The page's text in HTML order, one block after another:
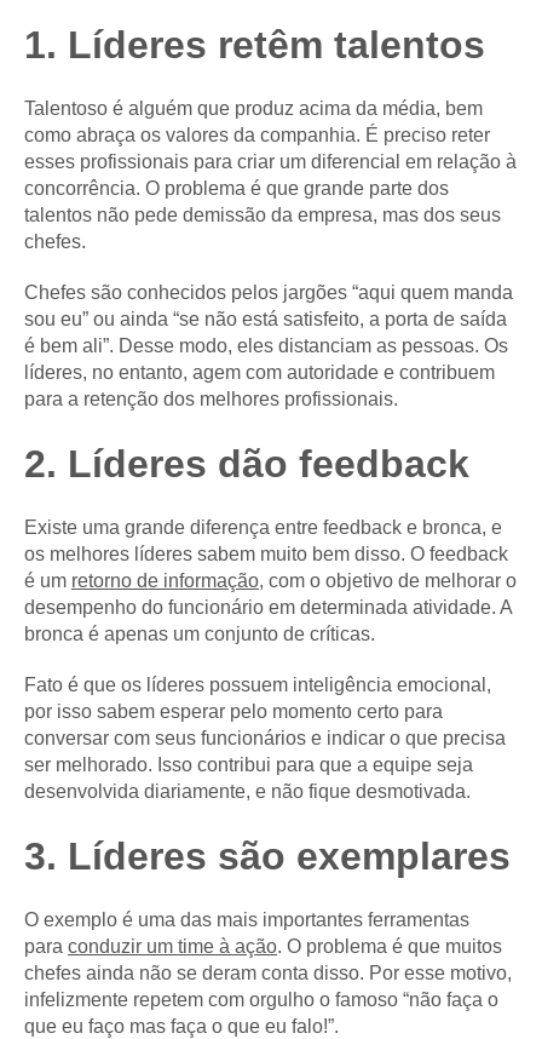
1. Líderes retêm talentos
Talentoso é alguém que produz acima da média, bem
como abraça os valores da companhia. É preciso reter
esses profissionais para criar um diferencial em relação à
concorrência. O problema é que grande parte dos
talentos não pede demissão da empresa, mas dos seus
chefes.
Chefes são conhecidos pelos jargões “aqui quem manda
sou eu” ou ainda “se não está satisfeito, a porta de saída
é bem ali”. Desse modo, eles distanciam as pessoas. Os
líderes, no entanto, agem com autoridade e contribuem
para a retenção dos melhores profissionais.
2. Líderes dão feedback
Existe uma grande diferença entre feedback e bronca, e
os melhores líderes sabem muito bem disso. O feedback
é um retorno de informação, com o objetivo de melhorar o
desempenho do funcionário em determinada atividade. A
bronca é apenas um conjunto de críticas.
Fato é que os líderes possuem inteligência emocional,
por isso sabem esperar pelo momento certo para
conversar com seus funcionários e indicar o que precisa
ser melhorado. Isso contribui para que a equipe seja
desenvolvida diariamente, e não fique desmotivada.
3. Líderes são exemplares
O exemplo é uma das mais importantes ferramentas
para conduzir um time à ação. O problema é que muitos
chefes ainda não se deram conta disso. Por esse motivo,
infelizmente repetem com orgulho o famoso “não faça o
que eu faço mas faça o que eu falo!”.